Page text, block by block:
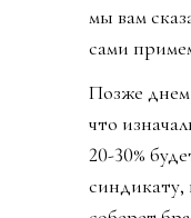
мы вам
сами
Позже
что
20-30%